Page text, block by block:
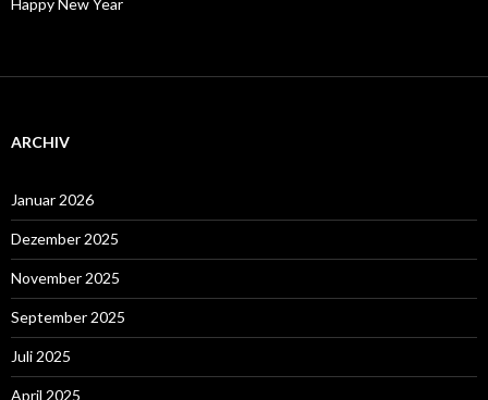
ARCHIV
Januar 2026
Dezember 2025
November 2025
September 2025
Juli 2025
April 2025